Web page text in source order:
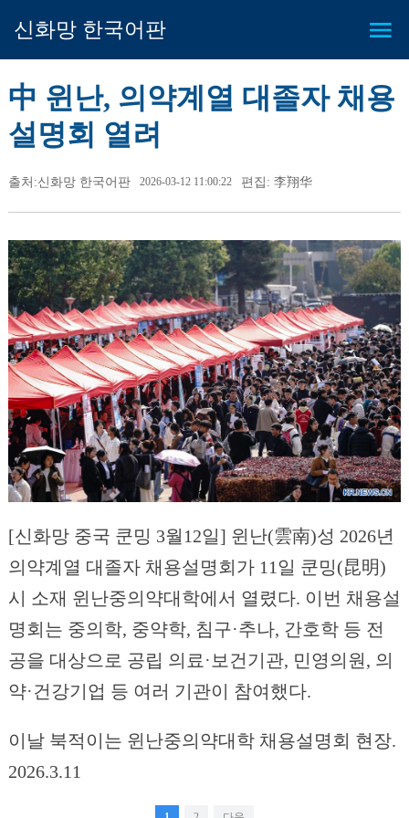
신화망 한국어판
中 윈난, 의약계열 대졸자 채용
설명회 열려
출처:신화망 한국어판 2026-03-12 11:00:22 편집: 李翔华
[신화망 중국 쿤밍 3월12일] 윈난(雲南)성 2026년
의약계열 대졸자 채용설명회가 11일 쿤밍(昆明)
시 소재 윈난중의약대학에서 열렸다. 이번 채용설
명회는 중의학, 중약학, 침구·추나, 간호학 등 전
공을 대상으로 공립 의료·보건기관, 민영의원, 의
약·건강기업 등 여러 기관이 참여했다.
이날 북적이는 윈난중의약대학 채용설명회 현장.
2026.3.11